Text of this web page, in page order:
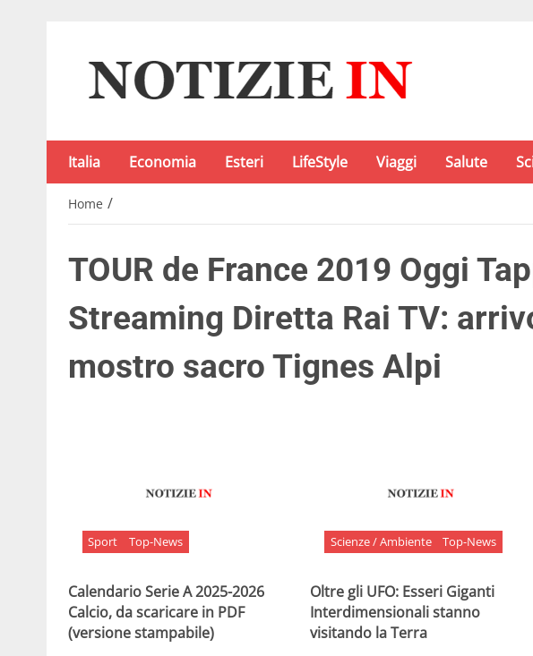
Italia Economia Esteri LifeStyle Viaggi Salute
Home /
TOUR de France 2019 Oggi
Streaming Diretta Rai TV:
mostro sacro Tignes Alpi
Sport Top-News
Calendario Serie A 2025-2026
Calcio, da scaricare in PDF
(versione stampabile)
Scienze / Ambiente Top-News
Oltre gli UFO: Esseri Giganti
Interdimensionali stanno
visitando la Terra